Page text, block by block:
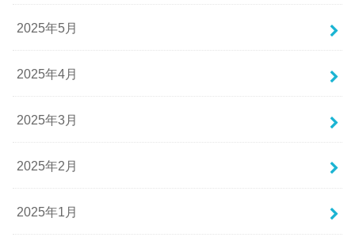
2025年5月
2025年4月
2025年3月
2025年2月
2025年1月